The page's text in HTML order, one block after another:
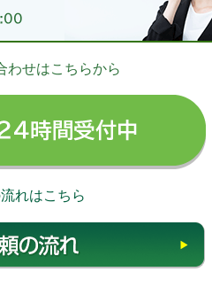
わせはこちらから
れはこちら